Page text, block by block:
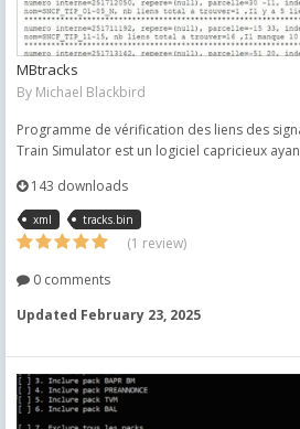
MBtracks
By Michael Blackbird
Programme de vérification des liens des
Train Simulator est un logiciel capricieux
143 downloads
xml tracks.bin
(1 review)
0 comments
Updated February 23, 2025